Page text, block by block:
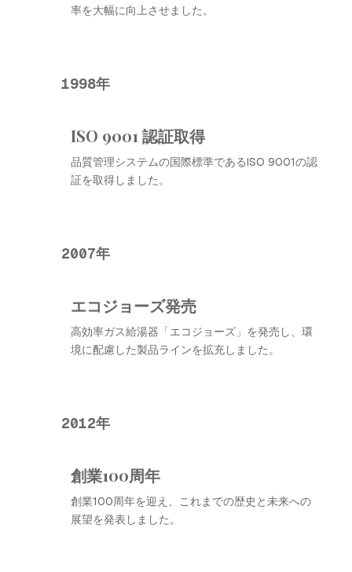
率を大幅に向上させました。
1998年
ISO 9001 認証取得
品質管理システムの国際標準であるISO 9001の認
証を取得しました。
2007年
エコジョーズ発売
高効率ガス給湯器「エコジョーズ」を発売し、環
境に配慮した製品ラインを拡充しました。
2012年
創業100周年
創業100周年を迎え、これまでの歴史と未来への
展望を発表しました。